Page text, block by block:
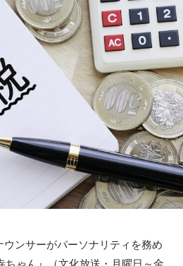
している土地ってことですよね……
は特にそういったことが多いと思
っくりした。
建てだったもんね。
乗ったのは初めてじゃない？
ンとかも、ちょっと若々しくなっ
とかさ。（笑） 他に色々苦労し
ると思うんですが、こういう町内
がやったって、やる気さえあれば
立てていけば誰でもなれるし、近
るっていうのもいいことだと思い
ってほしくないんで、なんだった
タシ、ノーギャラで落語やりに行
しょう。我が地元の練馬区田柄は
、まあ町内会長は不足してないで
ること自体が都内の方は少ない。
いく。小さくなっていくと、どう
前にやっていた盆踊りや、お祭り
それを町内会の方々が寄付とか
いですか」
ンサーがパーソナリティを務め
ちゃん』（文化放送・月曜日～金